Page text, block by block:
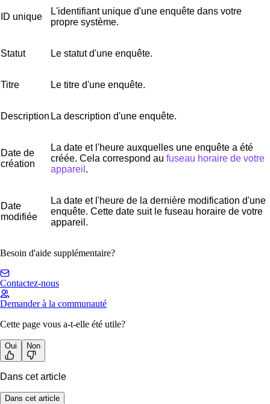
ID unique
L'identifiant unique d'une enquête dans votre
propre système.
Statut Le statut d'une enquête.
Titre Le titre d'une enquête.
Description La description d'une enquête.
Date de
création
La date et l'heure auxquelles une enquête a été
créée. Cela correspond au fuseau horaire de votre
appareil .
Date
modifiée
La date et l'heure de la dernière modification d'une
enquête. Cette date suit le fuseau horaire de votre
appareil.
Besoin d'aide supplémentaire?
Contactez-nous
Demander à la communauté
Cette page vous a-t-elle été utile?
Oui Non
Dans cet article
Dans cet article